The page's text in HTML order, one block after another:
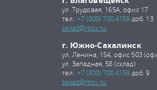
ул. Трудовая, 165А, офис 17
тел.:+7 (800) 700 4159 доб. 13
zakaz@rbsv.ru
г. Южно-Сахалинск
ул. Ленина, 154, офис 503
ул. Западная, 58 (склад)
тел.:+7 (800) 700 4159 доб. 9
zakaz@rbsv.ru